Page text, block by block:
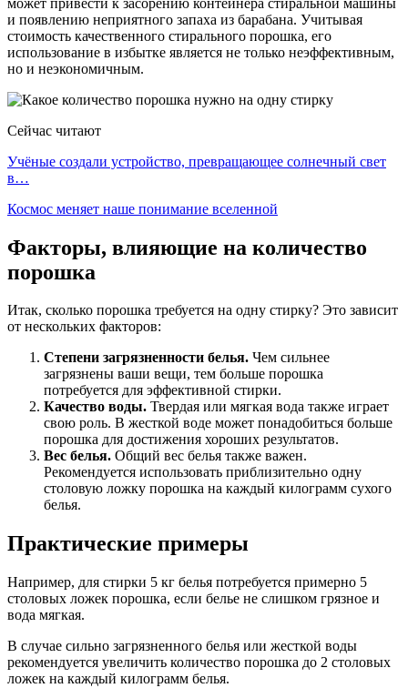
и появлению неприятного запаха из барабана. Учитывая
стоимость качественного стирального порошка, его
использование в избытке является не только неэффективным,
но и неэкономичным.
Сейчас читают
Учёные создали устройство, превращающее солнечный свет
в…
Космос меняет наше понимание вселенной
Факторы, влияющие на количество
порошка
Итак, сколько порошка требуется на одну стирку? Это зависит
от нескольких факторов:
Степени загрязненности белья. Чем сильнее
загрязнены ваши вещи, тем больше порошка
потребуется для эффективной стирки.
Качество воды. Твердая или мягкая вода также играет
свою роль. В жесткой воде может понадобиться больше
порошка для достижения хороших результатов.
Вес белья. Общий вес белья также важен.
Рекомендуется использовать приблизительно одну
столовую ложку порошка на каждый килограмм сухого
белья.
Практические примеры
Например, для стирки 5 кг белья потребуется примерно 5
столовых ложек порошка, если белье не слишком грязное и
вода мягкая.
В случае сильно загрязненного белья или жесткой воды
рекомендуется увеличить количество порошка до 2 столовых
ложек на каждый килограмм белья.